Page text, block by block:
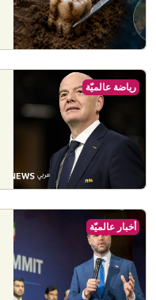
رياضة عالميّة
أخبار عالميّة